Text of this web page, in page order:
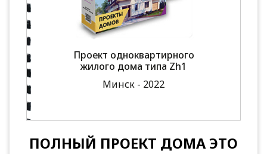
Проект одноквартирного
жилого дома типа Zh1
Минск - 2022
ПОЛНЫЙ ПРОЕКТ ДОМА ЭТО